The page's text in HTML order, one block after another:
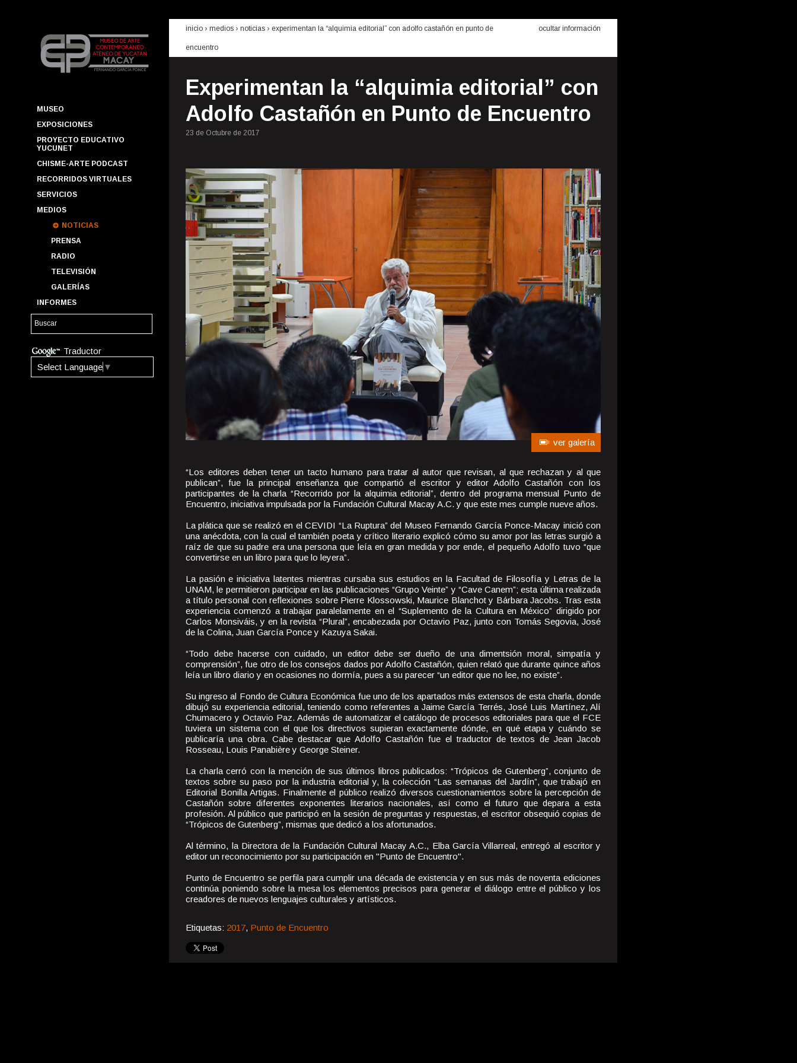
MUSEO
EXPOSICIONES
PROYECTO EDUCATIVO
YUCUNET
CHISME-ARTE PODCAST
RECORRIDOS VIRTUALES
SERVICIOS
MEDIOS
NOTICIAS
PRENSA
RADIO
TELEVISIÓN
GALERÍAS
INFORMES
Traductor
Select Language ▼
inicio › medios › noticias › experimentan la “alquimia editorial” con adolfo castañón en punto de
encuentro
ocultar información
Experimentan la “alquimia editorial” con
Adolfo Castañón en Punto de Encuentro
23 de Octubre de 2017
ver galería
“Los editores deben tener un tacto humano para tratar al autor que revisan, al que rechazan y al que
publican”, fue la principal enseñanza que compartió el escritor y editor Adolfo Castañón con los
participantes de la charla “Recorrido por la alquimia editorial”, dentro del programa mensual Punto de
Encuentro, iniciativa impulsada por la Fundación Cultural Macay A.C. y que este mes cumple nueve años.
La plática que se realizó en el CEVIDI “La Ruptura” del Museo Fernando García Ponce-Macay inició con
una anécdota, con la cual el también poeta y crítico literario explicó cómo su amor por las letras surgió a
raíz de que su padre era una persona que leía en gran medida y por ende, el pequeño Adolfo tuvo “que
convertirse en un libro para que lo leyera”.
La pasión e iniciativa latentes mientras cursaba sus estudios en la Facultad de Filosofía y Letras de la
UNAM, le permitieron participar en las publicaciones “Grupo Veinte” y “Cave Canem”; esta última realizada
a título personal con reflexiones sobre Pierre Klossowski, Maurice Blanchot y Bárbara Jacobs. Tras esta
experiencia comenzó a trabajar paralelamente en el “Suplemento de la Cultura en México” dirigido por
Carlos Monsiváis, y en la revista “Plural”, encabezada por Octavio Paz, junto con Tomás Segovia, José
de la Colina, Juan García Ponce y Kazuya Sakai.
“Todo debe hacerse con cuidado, un editor debe ser dueño de una dimentsión moral, simpatía y
comprensión”, fue otro de los consejos dados por Adolfo Castañón, quien relató que durante quince años
leía un libro diario y en ocasiones no dormía, pues a su parecer “un editor que no lee, no existe”.
Su ingreso al Fondo de Cultura Económica fue uno de los apartados más extensos de esta charla, donde
dibujó su experiencia editorial, teniendo como referentes a Jaime García Terrés, José Luis Martínez, Alí
Chumacero y Octavio Paz. Además de automatizar el catálogo de procesos editoriales para que el FCE
tuviera un sistema con el que los directivos supieran exactamente dónde, en qué etapa y cuándo se
publicaría una obra. Cabe destacar que Adolfo Castañón fue el traductor de textos de Jean Jacob
Rosseau, Louis Panabière y George Steiner.
La charla cerró con la mención de sus últimos libros publicados: “Trópicos de Gutenberg”, conjunto de
textos sobre su paso por la industria editorial y, la colección “Las semanas del Jardín”, que trabajó en
Editorial Bonilla Artigas. Finalmente el público realizó diversos cuestionamientos sobre la percepción de
Castañón sobre diferentes exponentes literarios nacionales, así como el futuro que depara a esta
profesión. Al público que participó en la sesión de preguntas y respuestas, el escritor obsequió copias de
“Trópicos de Gutenberg”, mismas que dedicó a los afortunados.
Al término, la Directora de la Fundación Cultural Macay A.C., Elba García Villarreal, entregó al escritor y
editor un reconocimiento por su participación en "Punto de Encuentro".
Punto de Encuentro se perfila para cumplir una década de existencia y en sus más de noventa ediciones
continúa poniendo sobre la mesa los elementos precisos para generar el diálogo entre el público y los
creadores de nuevos lenguajes culturales y artísticos.
Etiquetas: 2017, Punto de Encuentro